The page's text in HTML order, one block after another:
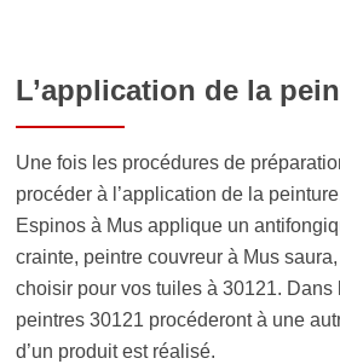
L’application de la
Une fois les procédures de
procéder à l’application de la
Espinos à Mus applique un
crainte, peintre couvreur à Mus
choisir pour vos tuiles à 30121. Dans
peintres 30121 procéderont à une
d’un produit est réalisé.